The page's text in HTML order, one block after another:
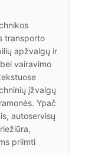
transporto
apžvalgų ir
vairavimo
įžvalgų
Ypač
autoservisų
priimti